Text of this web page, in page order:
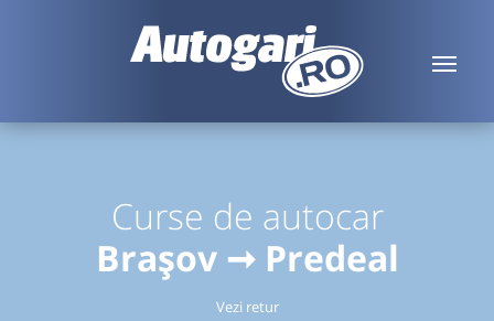
Curse de autocar
Brașov ➞ Predeal
Vezi retur